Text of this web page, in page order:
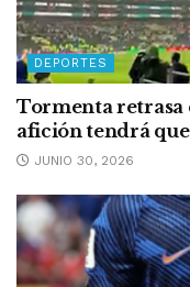
DEPORTES
Tormenta retrasa
afición tendrá
JUNIO 30, 2026